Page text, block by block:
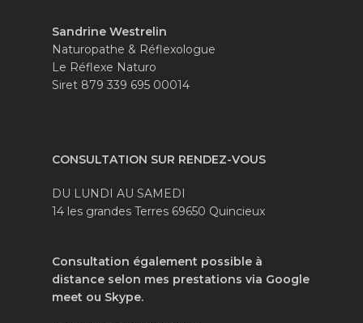
Sandrine Westrelin
Naturopathe & Réflexologue
Le Réflexe Naturo
Siret 879 339 695 00014
CONSULTATION SUR RENDEZ-VOUS
DU LUNDI AU SAMEDI
14 les grandes Terres 69650 Quincieux
Consultation également possible à
distance selon mes prestations via Google
meet ou Skype.